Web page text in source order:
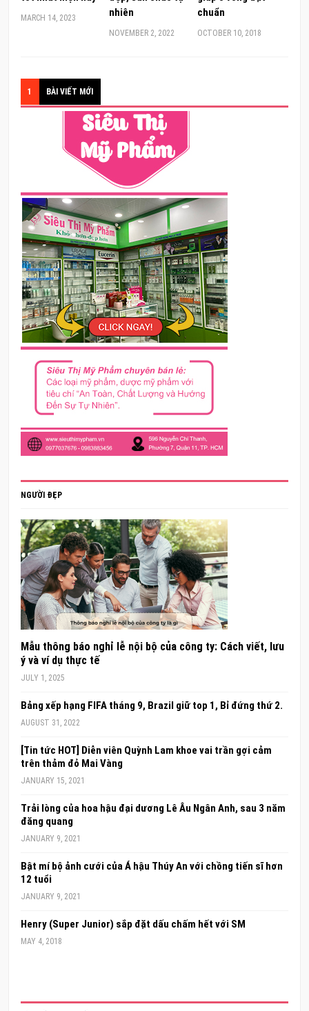
MARCH 14, 2023
nhiên
NOVEMBER 2, 2022
chuẩn
OCTOBER 10, 2018
1 BÀI VIẾT MỚI
NGƯỜI ĐẸP
Mẫu thông báo nghỉ lễ nội bộ của công ty: Cách viết, lưu
ý và ví dụ thực tế
JULY 1, 2025
Bảng xếp hạng FIFA tháng 9, Brazil giữ top 1, Bỉ đứng thứ 2.
AUGUST 31, 2022
[Tin tức HOT] Diễn viên Quỳnh Lam khoe vai trần gợi cảm
trên thảm đỏ Mai Vàng
JANUARY 15, 2021
Trải lòng của hoa hậu đại dương Lê Âu Ngân Anh, sau 3 năm
đăng quang
JANUARY 9, 2021
Bật mí bộ ảnh cưới của Á hậu Thúy An với chồng tiến sĩ hơn
12 tuổi
JANUARY 9, 2021
Henry (Super Junior) sắp đặt dấu chấm hết với SM
MAY 4, 2018